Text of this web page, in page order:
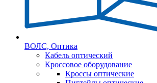
ВОЛС, Оптика
Кабель оптический
Кроссовое оборудование
Кроссы оптические